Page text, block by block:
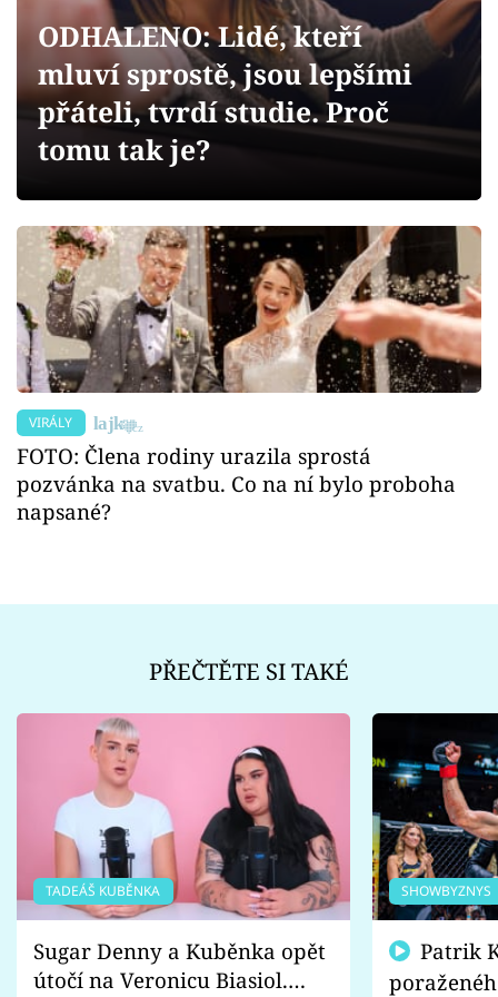
Videa
Sledujte prima+
Sledujte nás
ODHALENO: Lidé, kteří
mluví sprostě, jsou lepšími
přáteli, tvrdí studie. Proč
tomu tak je?
VIRÁLY
FOTO: Člena rodiny urazila sprostá
pozvánka na svatbu. Co na ní bylo proboha
napsané?
PŘEČTĚTE SI TAKÉ
TADEÁŠ KUBĚNKA
Sugar Denny a Kuběnka opět
útočí na Veronicu Biasiol.
SHOWBYZNYS